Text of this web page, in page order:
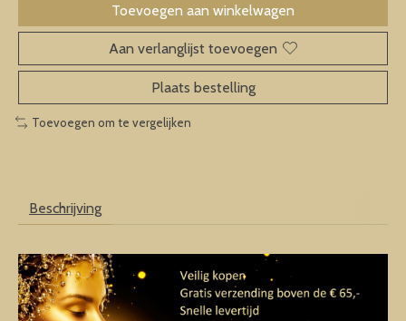
Toevoegen aan winkelwagen
Aan verlanglijst toevoegen
Plaats bestelling
Toevoegen om te vergelijken
Beschrijving